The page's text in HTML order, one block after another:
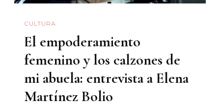
CULTURA
El empoderamiento
femenino y los calzones de
mi abuela: entrevista a Elena
Martínez Bolio